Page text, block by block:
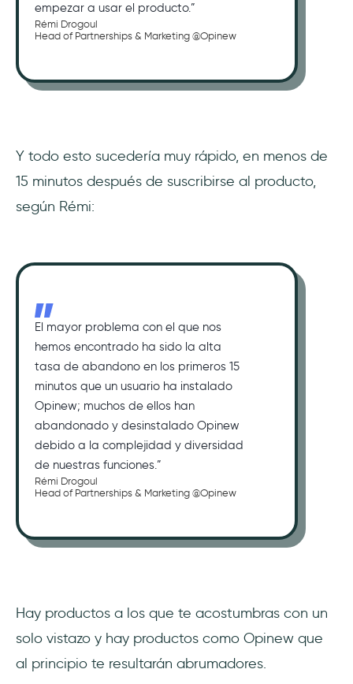
empezar a usar el producto.”
Rémi Drogoul
Head of Partnerships & Marketing @Opinew
Y todo esto sucedería muy rápido, en menos de
15 minutos después de suscribirse al producto,
según Rémi:
El mayor problema con el que nos
hemos encontrado ha sido la alta
tasa de abandono en los primeros 15
minutos que un usuario ha instalado
Opinew; muchos de ellos han
abandonado y desinstalado Opinew
debido a la complejidad y diversidad
de nuestras funciones.”
Rémi Drogoul
Head of Partnerships & Marketing @Opinew
Hay productos a los que te acostumbras con un
solo vistazo y hay productos como Opinew que
al principio te resultarán abrumadores.